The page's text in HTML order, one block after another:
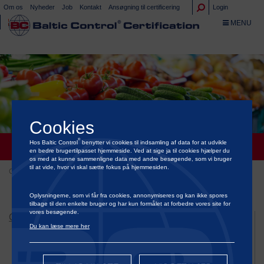
CERTIFICERING AF FØDEVARER OG PRYDPLANTER
Certificering Certificering af fødevarer og prydplanter
CERTIFICERING
Om os Nyheder Job Kontakt Ansøgning til certificering Login
TOGGLE
MENU
Cookies
Hos Baltic Control® benytter vi cookies til indsamling af data for at udvikle
en bedre brugertilpasset hjemmeside. Ved at sige ja til cookies hjælper du
os med at kunne sammenligne data med andre besøgende, som vi bruger
til at vide, hvor vi skal sætte fokus på hjemmesiden.
Oplysningerne, som vi får fra cookies, annonymiseres og kan ikke spores
tilbage til den enkelte bruger og har kun formålet at forbedre vores site for
vores besøgende.
Du kan læse mere her